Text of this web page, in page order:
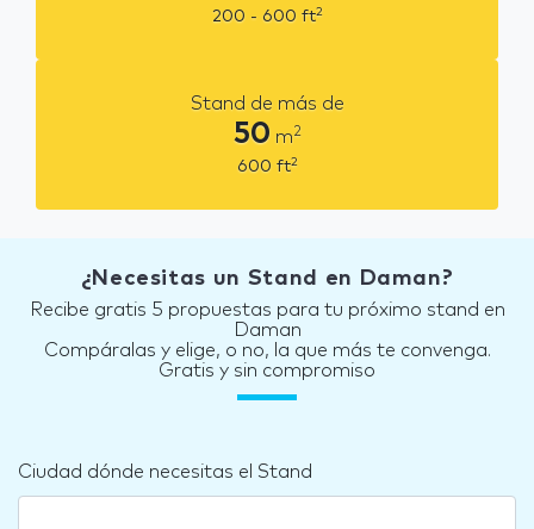
200 - 600 ft2
Stand de más de
50 m2
600 ft2
¿Necesitas un Stand en Daman?
Recibe gratis 5 propuestas para tu próximo stand en
Daman
Compáralas y elige, o no, la que más te convenga.
Gratis y sin compromiso
Ciudad dónde necesitas el Stand